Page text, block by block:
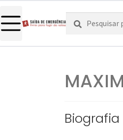
Pesquisar
por:
Pesquisa
Biografia